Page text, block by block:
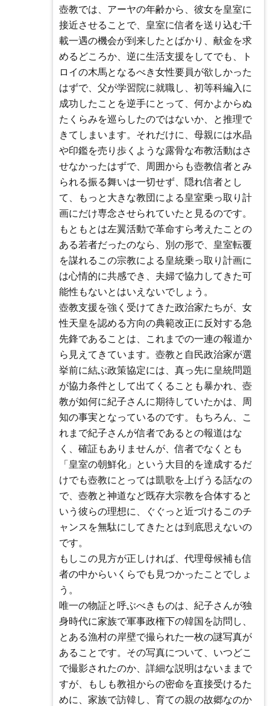
壺教では、アーヤの年齢から、彼女を皇室に
接近させることで、皇室に信者を送り込む千
載一遇の機会が到来したとばかり、献金を求
めるどころか、逆に生活支援をしてでも、ト
ロイの木馬となるべき女性要員が欲しかった
はずで、父が学習院に就職し、初等科編入に
成功したことを逆手にとって、何かよからぬ
たくらみを巡らしたのではないか、と推理で
きてしまいます。それだけに、母親には水晶
や印鑑を売り歩くような露骨な布教活動はさ
せなかったはずで、周囲からも壺教信者とみ
られる振る舞いは一切せず、隠れ信者とし
て、もっと大きな教団による皇室乗っ取り計
画にだけ専念させられていたと見るのです。
もともとは左翼活動で革命すら考えたことの
ある若者だったのなら、別の形で、皇室転覆
を謀れるこの宗教による皇統乗っ取り計画に
は心情的に共感でき、夫婦で協力してきた可
能性もないとはいえないでしょう。
壺教支援を強く受けてきた政治家たちが、女
性天皇を認める方向の典範改正に反対する急
先鋒であることは、これまでの一連の報道か
ら見えてきています。壺教と自民政治家が選
挙前に結ぶ政策協定には、真っ先に皇統問題
が協力条件として出てくることも暴かれ、壺
教が如何に紀子さんに期待していたかは、周
知の事実となっているのです。もちろん、こ
れまで紀子さんが信者であるとの報道はな
く、確証もありませんが、信者でなくとも
「皇室の朝鮮化」という大目的を達成するだ
けでも壺教にとっては凱歌を上げうる話なの
で、壺教と神道など既存大宗教を合体すると
いう彼らの理想に、ぐぐっと近づけるこのチ
ャンスを無駄にしてきたとは到底思えないの
です。
もしこの見方が正しければ、代理母候補も信
者の中からいくらでも見つかったことでしょ
う。
唯一の物証と呼ぶべきものは、紀子さんが独
身時代に家族で軍事政権下の韓国を訪問し、
とある漁村の岸壁で撮られた一枚の謎写真が
あることです。その写真について、いつどこ
で撮影されたのか、詳細な説明はないままで
すが、もしも教祖からの密命を直接受けるた
めに、家族で訪韓し、育ての親の故郷なのか